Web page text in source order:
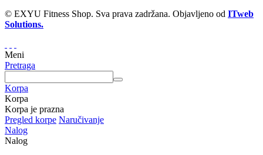
© EXYU Fitness Shop. Sva prava zadržana. Objavljeno od ITweb
Solutions.
Meni
Pretraga
Korpa
Korpa
Korpa je prazna
Pregled korpe Naručivanje
Nalog
Nalog